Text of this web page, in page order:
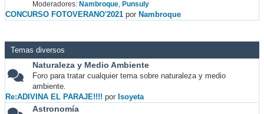
Moderadores: Nambroque, Punsuly
CONCURSO FOTOVERANO'2021 por Nambroque
Temas diversos
Naturaleza y Medio Ambiente
Foro para tratar cualquier tema sobre naturaleza y medio
ambiente.
Re:ADIVINA EL PARAJE!!!! por Isoyeta
Astronomía